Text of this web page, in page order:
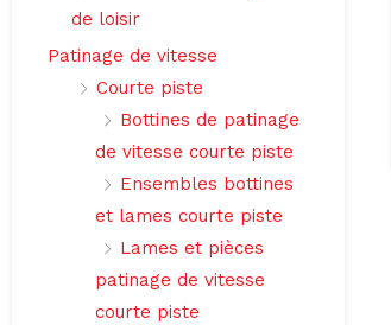
de loisir
Patinage de vitesse
Courte piste
Bottines de patinage
de vitesse courte piste
Ensembles bottines
et lames courte piste
Lames et pièces
patinage de vitesse
courte piste